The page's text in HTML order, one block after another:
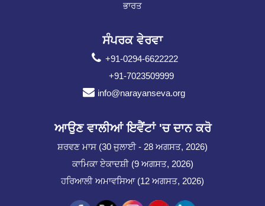
ਭਾਰਤ
ਸੰਪਰਕ ਵੇਰਵਾ
+91-0294-6622222
+91-7023509999
info@narayanseva.org
ਆਉਣ ਵਾਲੀਆਂ ਇਵੈਂਟਾਂ 'ਚ ਦਾਨ ਕਰੋ
ਸ਼ਰਵਣ ਮਾਸ (30 ਜੁਲਾਈ - 28 ਅਗਸਤ, 2026)
ਕਾਮਿਕਾ ਏਕਾਦਸ਼ੀ (9 ਅਗਸਤ, 2026)
ਹਰਿਆਲੀ ਅਮਾਵਸਿਆ (12 ਅਗਸਤ, 2026)